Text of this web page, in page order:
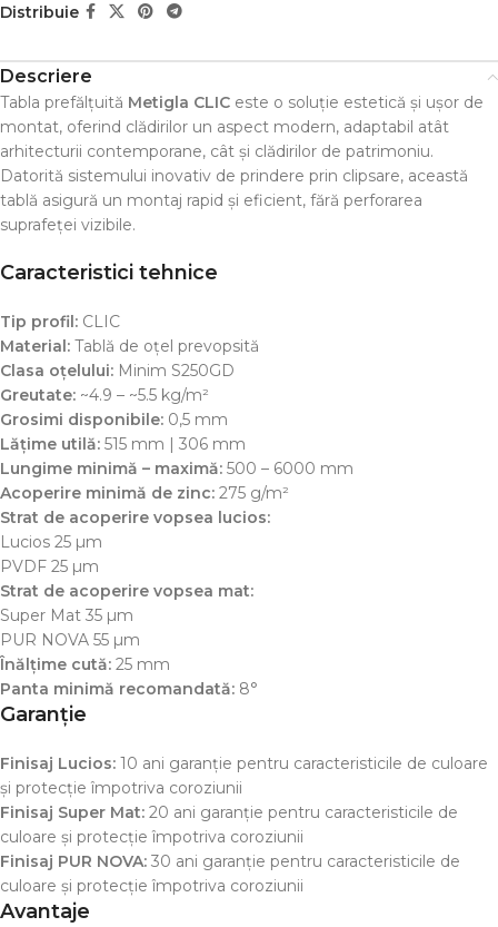
Distribuie
Descriere
Tabla prefălțuită Metigla CLIC este o soluție estetică și ușor de
montat, oferind clădirilor un aspect modern, adaptabil atât
arhitecturii contemporane, cât și clădirilor de patrimoniu.
Datorită sistemului inovativ de prindere prin clipsare, această
tablă asigură un montaj rapid și eficient, fără perforarea
suprafeței vizibile.
Caracteristici tehnice
Tip profil: CLIC
Material: Tablă de oțel prevopsită
Clasa oțelului: Minim S250GD
Greutate: ~4.9 – ~5.5 kg/m²
Grosimi disponibile: 0,5 mm
Lățime utilă: 515 mm | 306 mm
Lungime minimă – maximă: 500 – 6000 mm
Acoperire minimă de zinc: 275 g/m²
Strat de acoperire vopsea lucios:
Lucios 25 µm
PVDF 25 µm
Strat de acoperire vopsea mat:
Super Mat 35 µm
PUR NOVA 55 µm
Înălțime cută: 25 mm
Panta minimă recomandată: 8°
Garanție
Finisaj Lucios: 10 ani garanție pentru caracteristicile de culoare
și protecție împotriva coroziunii
Finisaj Super Mat: 20 ani garanție pentru caracteristicile de
culoare și protecție împotriva coroziunii
Finisaj PUR NOVA: 30 ani garanție pentru caracteristicile de
culoare și protecție împotriva coroziunii
Avantaje